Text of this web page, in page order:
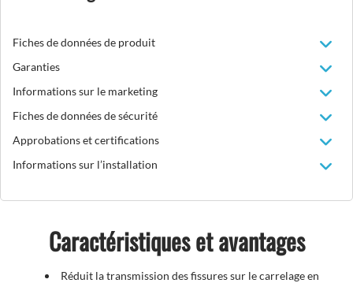
Fiches de données de produit
Garanties
Informations sur le marketing
Fiches de données de sécurité
Approbations et certifications
Informations sur l’installation
Caractéristiques et avantages
Réduit la transmission des fissures sur le carrelage en